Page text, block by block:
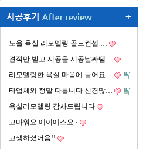
노을 욕실 리모델링 골드컨셉 …
견적만 받고 시공을 시공날짜땜…
리모델링한 욕실 마음에 들어요…
타업체와 정말 다릅니다 신경많…
욕실리모델링 감사드립니다
고마워요 에이에스요~
고생하셨어욤!!